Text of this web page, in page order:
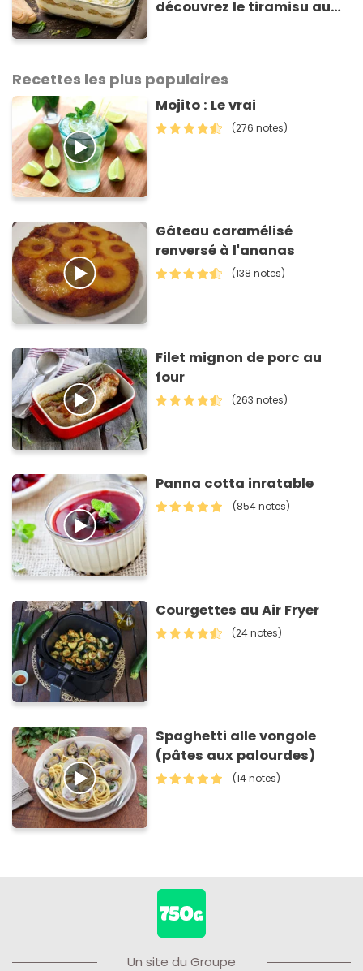
découvrez le tiramisu au
Recettes les plus populaires
Mojito : Le vrai
(276 notes)
Gâteau caramélisé
renversé à l'ananas
(138 notes)
Filet mignon de porc au
four
(263 notes)
Panna cotta inratable
(854 notes)
Courgettes au Air Fryer
(24 notes)
Spaghetti alle vongole
(pâtes aux palourdes)
(14 notes)
Un site du Groupe